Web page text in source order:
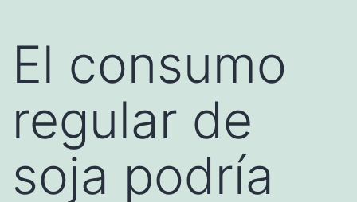
El consumo
regular de
soja podría